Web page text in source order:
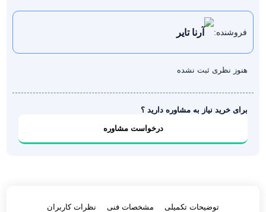
فروشنده: آرنا تایر
هنوز نظری ثبت نشده
برای خرید نیاز به مشاوره دارید ؟
درخواست مشاوره
توضیحات تکمیلی مشخصات فنی نظرات کاربران